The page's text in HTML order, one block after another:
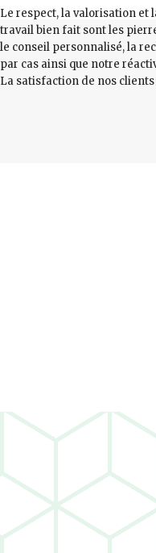
Le respect, la valorisation et
travail bien fait sont les
le conseil personnalisé, la
par cas ainsi que notre
La satisfaction de nos